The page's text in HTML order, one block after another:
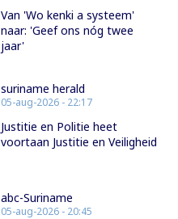
Van 'Wo kenki a systeem'
naar: 'Geef ons nóg twee
jaar'
suriname herald
05-aug-2026 - 22:17
Justitie en Politie heet
voortaan Justitie en Veiligheid
abc-Suriname
05-aug-2026 - 20:45